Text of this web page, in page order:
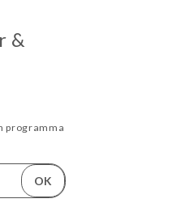
&
programma
OK